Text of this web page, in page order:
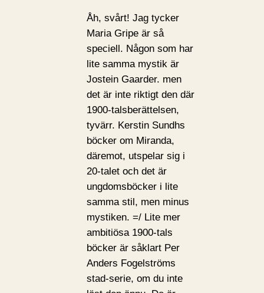
Åh, svårt! Jag tycker
Maria Gripe är så
speciell. Någon som har
lite samma mystik är
Jostein Gaarder. men
det är inte riktigt den där
1900-talsberättelsen,
tyvärr. Kerstin Sundhs
böcker om Miranda,
däremot, utspelar sig i
20-talet och det är
ungdomsböcker i lite
samma stil, men minus
mystiken. =/ Lite mer
ambitiösa 1900-tals
böcker är såklart Per
Anders Fogelströms
stad-serie, om du inte